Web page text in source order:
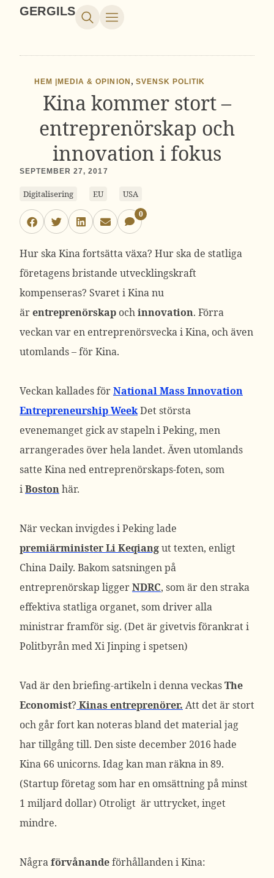
GERGILS
HEM | MEDIA & OPINION , SVENSK POLITIK
Kina kommer stort –
entreprenörskap och
innovation i fokus
SEPTEMBER 27, 2017
Digitalisering EU USA
0
Hur ska Kina fortsätta växa? Hur ska de statliga
företagens bristande utvecklingskraft
kompenseras? Svaret i Kina nu
ärentreprenörskap ochinnovation. Förra
veckan var en entreprenörsvecka i Kina, och även
utomlands – för Kina.
Veckan kallades förNational Mass Innovation
Entrepreneurship WeekDet största
evenemanget gick av stapeln i Peking, men
arrangerades över hela landet. Även utomlands
satte Kina ned entreprenörskaps-foten, som
iBostonhär.
När veckan invigdes i Peking lade
premiärminister Li Keqiangut texten, enligt
China Daily. Bakom satsningen på
entreprenörskap liggerNDRC, som är den straka
effektiva statliga organet, som driver alla
ministrar framför sig. (Det är givetvis förankrat i
Politbyrån med Xi Jinping i spetsen)
Vad är den briefing-artikeln i denna veckasThe
Economist? Kinas entreprenörer. Att det är stort
och går fort kan noteras bland det material jag
har tillgång till. Den siste december 2016 hade
Kina 66 unicorns. Idag kan man räkna in 89.
(Startup företag som har en omsättning på minst
1 miljard dollar) Otroligt är uttrycket, inget
mindre.
Någraförvånandeförhållanden i Kina: